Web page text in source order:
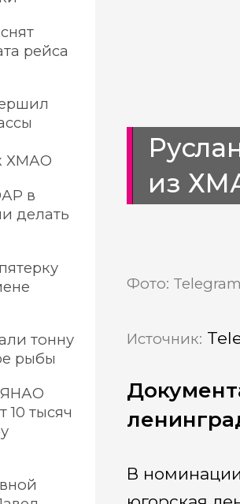
из
Фото:
Источник:
В
рейса
ХМАО
в
делать
тонну
рыбы
ЯНАО
10 тысяч